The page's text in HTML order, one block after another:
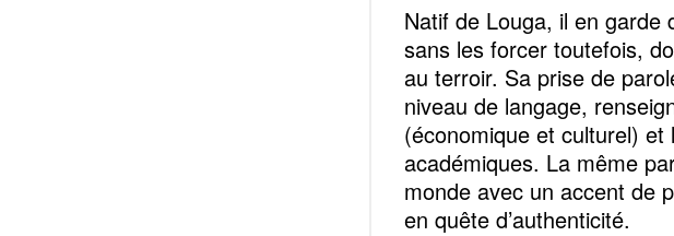
Natif de Louga, il en garde
sans les forcer toutefois,
au terroir. Sa prise de
niveau de langage,
(économique et culturel)
académiques. La même
monde avec un accent de
en quête d’authenticité.